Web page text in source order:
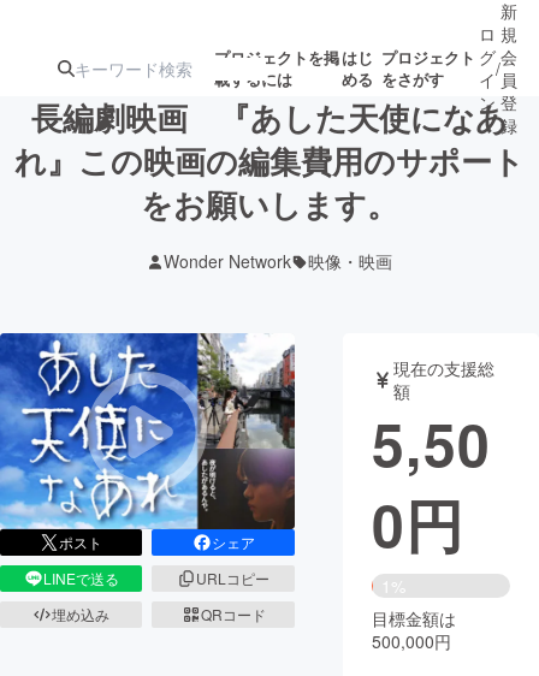
プロジェクトを掲
載するには
はじ
める
プロジェクト
をさがす
注目のリ 注目の新着プロ
ジェクト
募集終了が近いプ
ロジェクト
テクノロジー・ガジェット
映像・映画 書籍・雑誌
ビジネス・起業 チャレンジ
まちづくり・地域活性化
CAMPFIRE Creation
ロ
グ
イ
ン
/
新
規
会
員
登
録
長編劇映画 『あした天使になあ
れ』この映画の編集費用のサポート
をお願いします。
Wonder Network 映像・映画
ポスト
シェア
LINEで送る
URLコピー
埋め込み
QRコード
現在の支援総
額
5,50
0円
1%
目標金額は
500,000円